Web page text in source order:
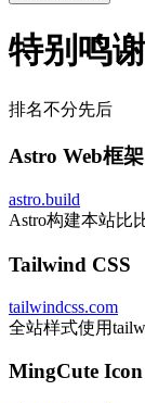
特别鸣
排名不分先后
Astro Web框架
astro.build
Astro构建本站比
Tailwind CSS
tailwindcss.com
全站样式使用
MingCute Icon